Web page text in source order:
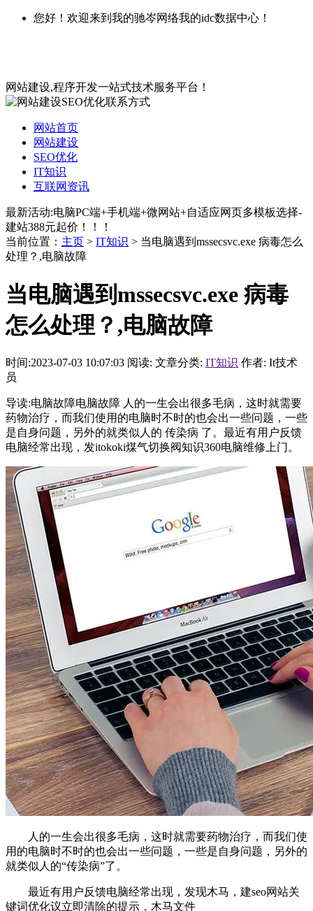
您好！欢迎来到我的驰岑网络我的idc数据中心！
网站建设,程序开发一站式技术服务平台！
网站首页
网站建设
SEO优化
IT知识
互联网资讯
最新活动:电脑PC端+手机端+微网站+自适应网页多模板选择-
建站388元起价！！！
当前位置： 主页 > IT知识 > 当电脑遇到mssecsvc.exe 病毒怎么
处理？,电脑故障
当电脑遇到mssecsvc.exe 病毒
怎么处理？,电脑故障
时间:2023-07-03 10:07:03 阅读: 文章分类: IT知识 作者: It技术
员
导读:电脑故障电脑故障 人的一生会出很多毛病，这时就需要
药物治疗，而我们使用的电脑时不时的也会出一些问题，一些
是自身问题，另外的就类似人的 传染病 了。最近有用户反馈
电脑经常出现，发itokoki煤气切换阀知识360电脑维修上门。
人的一生会出很多毛病，这时就需要药物治疗，而我们使
用的电脑时不时的也会出一些问题，一些是自身问题，另外的
就类似人的“传染病”了。
最近有用户反馈电脑经常出现，发现木马，建seo网站关
键词优化议立即清除的提示，木马文件